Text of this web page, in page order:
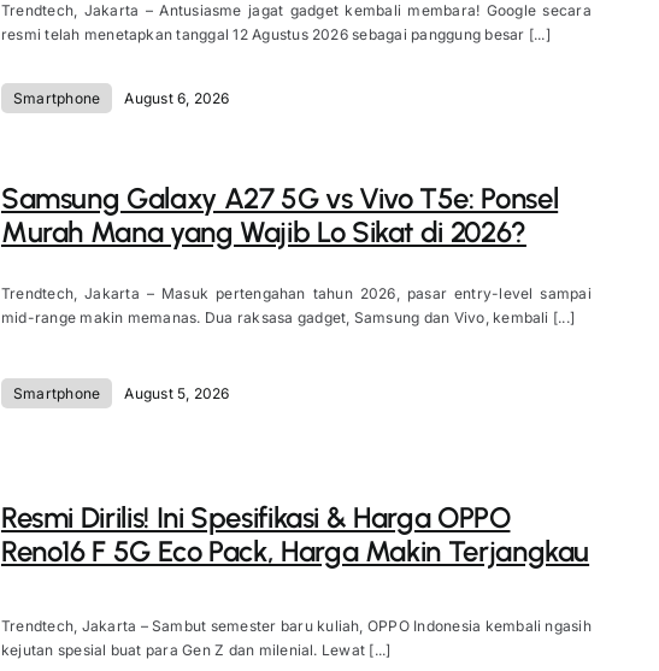
Trendtech, Jakarta – Antusiasme jagat gadget kembali membara! Google secara
resmi telah menetapkan tanggal 12 Agustus 2026 sebagai panggung besar [...]
Smartphone August 6, 2026
Samsung Galaxy A27 5G vs Vivo T5e: Ponsel
Murah Mana yang Wajib Lo Sikat di 2026?
Trendtech, Jakarta – Masuk pertengahan tahun 2026, pasar entry-level sampai
mid-range makin memanas. Dua raksasa gadget, Samsung dan Vivo, kembali [...]
Smartphone August 5, 2026
Resmi Dirilis! Ini Spesifikasi & Harga OPPO
Reno16 F 5G Eco Pack, Harga Makin Terjangkau
Trendtech, Jakarta – Sambut semester baru kuliah, OPPO Indonesia kembali ngasih
kejutan spesial buat para Gen Z dan milenial. Lewat [...]